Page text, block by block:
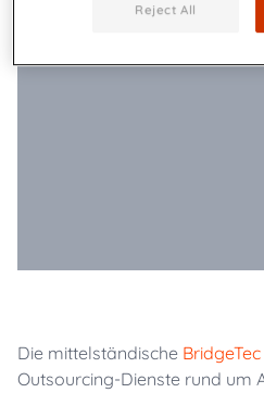
Die mittelständische
Outsourcing-Dienste rund um
Reject All